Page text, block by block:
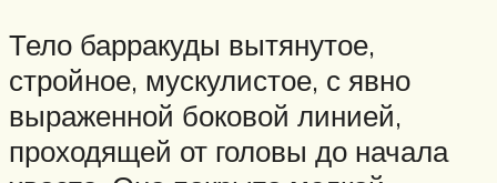
Тело барракуды вытянутое,
стройное, мускулистое, с явно
выраженной боковой линией,
проходящей от головы до начала